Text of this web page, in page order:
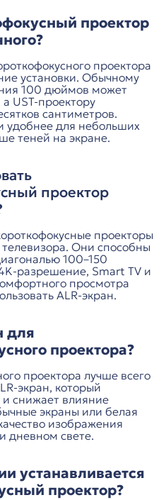
проектор
проектора
установки. Обычному
100 дюймов может
UST-проектору
сантиметров.
удобнее для небольших
теней на экране.
проектор
проекторы
Они способны
100–150
разрешение, Smart TV и
просмотра
ALR-экран.
для
проектора?
проектора лучше всего
экран, который
и снижает влияние
экраны или белая
изображения
дневном свете.
устанавливается
проектор?